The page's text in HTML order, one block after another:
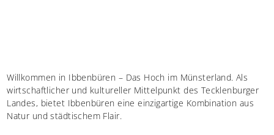
Willkommen in Ibbenbüren – Das Hoch im Münsterland. Als
wirtschaftlicher und kultureller Mittelpunkt des Tecklenburger
Landes, bietet Ibbenbüren eine einzigartige Kombination aus
Natur und städtischem Flair.